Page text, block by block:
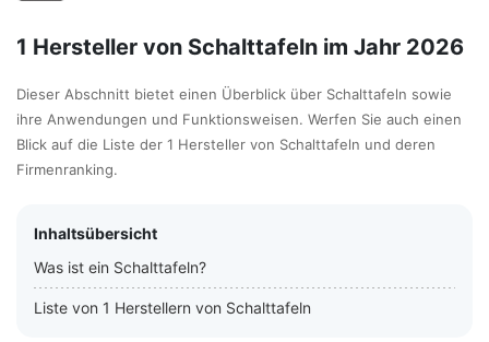
1 Hersteller von Schalttafeln im Jahr 2026
Dieser Abschnitt bietet einen Überblick über Schalttafeln sowie
ihre Anwendungen und Funktionsweisen. Werfen Sie auch einen
Blick auf die Liste der 1 Hersteller von Schalttafeln und deren
Firmenranking.
Inhaltsübersicht
Was ist ein Schalttafeln?
Liste von 1 Herstellern von Schalttafeln